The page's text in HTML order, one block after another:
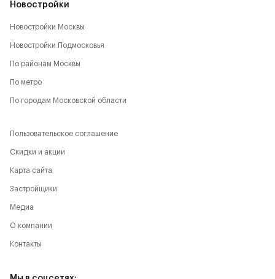
Новостройки
Новостройки Москвы
Новостройки Подмосковья
По районам Москвы
По метро
По городам Московской области
Пользовательское соглашение
Скидки и акции
Карта сайта
Застройщики
Медиа
О компании
Контакты